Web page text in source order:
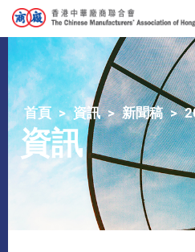
首頁 資訊 新聞稿
資訊